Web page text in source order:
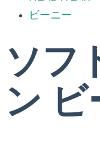
ビーニー
ソフ
ン ビ